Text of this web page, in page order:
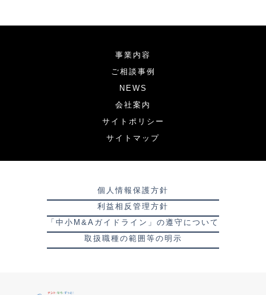
事業内容
ご相談事例
NEWS
会社案内
サイトポリシー
サイトマップ
個人情報保護方針
利益相反管理方針
「中小M&Aガイドライン」の遵守について
取扱職種の範囲等の明示